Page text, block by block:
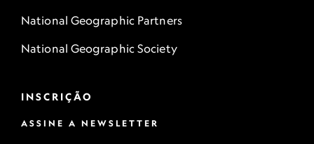
National Geographic Partners
National Geographic Society
INSCRIÇÃO
ASSINE A NEWSLETTER